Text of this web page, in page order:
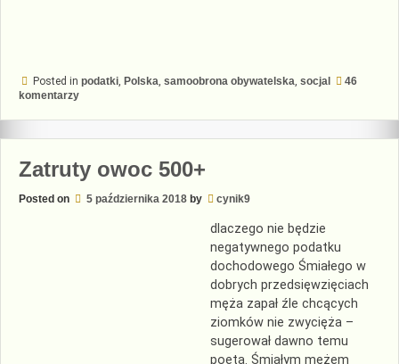
Posted in podatki Polska samoobrona obywatelska socjal
46
komentarzydo
na
Zatruty owoc 500+
Posted on 5 października 2018 by cynik9
dlaczego nie będzie
negatywnego podatku
dochodowego Śmiałego w
dobrych przedsięwzięciach
męża zapał źle chcących
ziomków nie zwycięża –
sugerował dawno temu
poeta. Śmiałym mężem